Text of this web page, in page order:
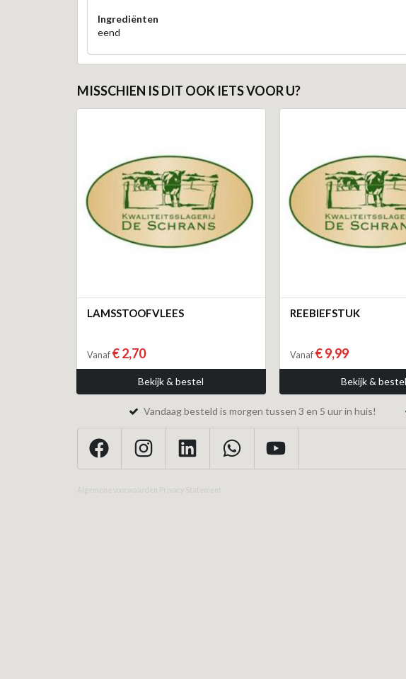
Ingrediënten
eend
MISSCHIEN IS DIT OOK IETS VOOR U?
LAMSSTOOFVLEES
Vanaf € 2,70
Bekijk & bestel
REEBIEFSTUK
Vanaf € 9,99
Bekijk & bestel
Vandaag besteld is morgen tussen 3 en 5 uur in huis!